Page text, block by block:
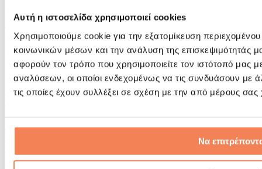
Αυτή η ιστοσελίδα χρησιμοποιεί cookies
Χρησιμοποιούμε cookie για την εξατομίκευση
κοινωνικών μέσων και την ανάλυση της επισκεψιμότητάς
αφορούν τον τρόπο που χρησιμοποιείτε τον ιστότοπό μας
αναλύσεων, οι οποίοι ενδεχομένως να τις συνδυάσουν με
τις οποίες έχουν συλλέξει σε σχέση με την από μέρους
Να
Τσάντες & σακίδια πλάτης
Τσάντες τροφίμων & αξεσουάρ
Σάκοι Γυμναστικής
Σακίδια πλάτης
Αξεσουάρ με βάση τη δραστηριότητα
Tρέξιμο
Γιόγκα & Πιλάτες
Πεζοπορία